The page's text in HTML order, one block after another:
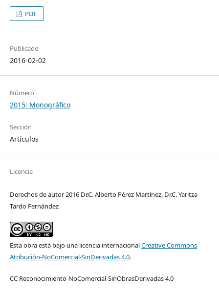
PDF
Publicado
2016-02-02
Número
2015: Monográfico
Sección
Artículos
Licencia
Derechos de autor 2016 Dr.C. Alberto Pérez Martínez, Dr.C. Yaritza
Tardo Fernández
Esta obra está bajo una licencia internacionalCreative Commons
Atribución-NoComercial-SinDerivadas 4.0.
CC Reconocimiento-NoComercial-SinObrasDerivadas 4.0